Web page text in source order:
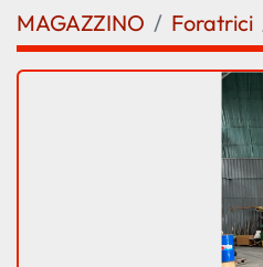
MAGAZZINO Foratrici